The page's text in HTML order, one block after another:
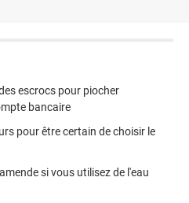
escrocs pour piocher
bancaire
pour être certain de choisir le
si vous utilisez de l'eau